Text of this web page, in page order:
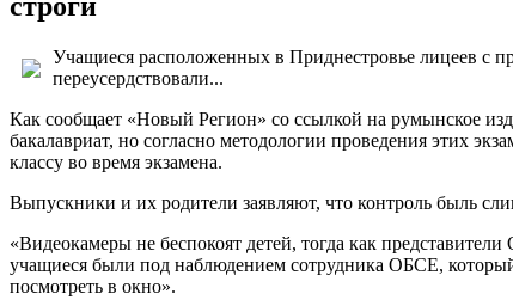
Учащиеся расположенных в Приднестровье лицеев с
переусердствовали...
Как сообщает «Новый Регион» со ссылкой на румынское
бакалавриат, но согласно методологии проведения этих
классу во время экзамена.
Выпускники и их родители заявляют, что контроль быль
«Видеокамеры не беспокоят детей, тогда как
учащиеся были под наблюдением сотрудника ОБСЕ,
посмотреть в окно».